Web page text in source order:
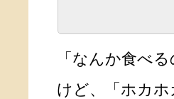
「なんか食べ
けど、「ホカ